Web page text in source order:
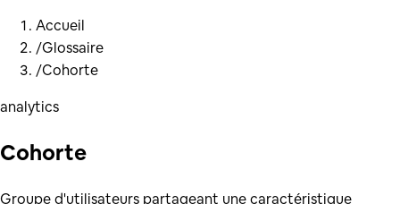
Accueil
/Glossaire
/Cohorte
analytics
Cohorte
Groupe d'utilisateurs partageant une caractéristique